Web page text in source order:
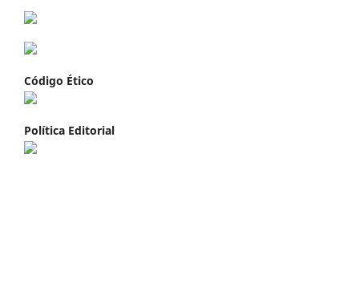
Código Ético
Política Editorial